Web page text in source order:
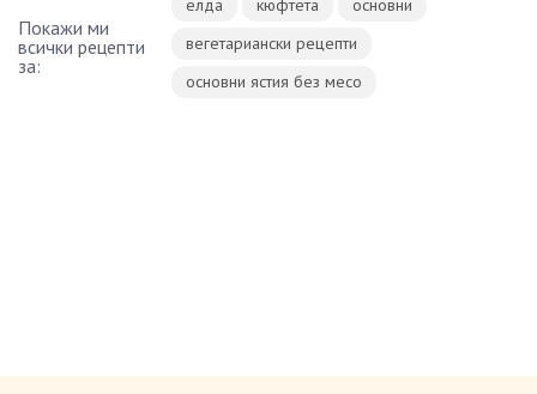
Покажи ми
всички рецепти
за:
елда кюфтета
основни
вегетариански рецепти
основни ястия без месо